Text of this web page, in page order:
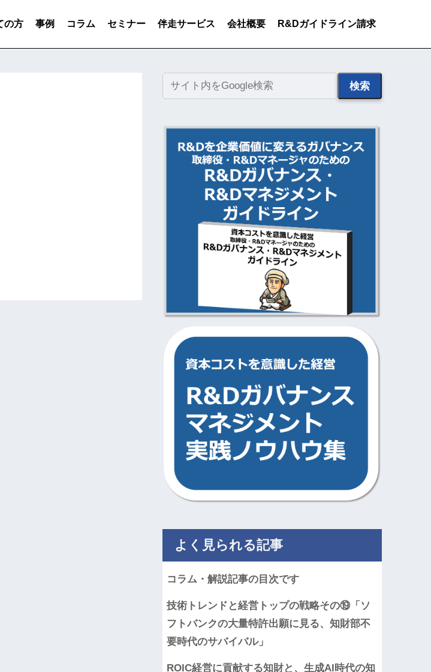
の方 事例 コラム セミナー 伴走サービス 会社概要 R&Dガイドライン請求
検索
よく見られる記事
コラム・解説記事の目次です
技術トレンドと経営トップの戦略その⑲「ソ
フトバンクの大量特許出願に見る、知財部不
要時代のサバイバル」
ROIC経営に貢献する知財と、生成AI時代の知